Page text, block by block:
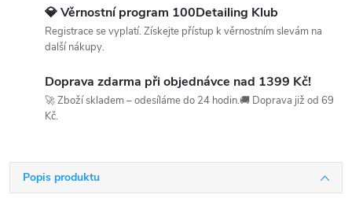
💎 Věrnostní program 100Detailing Klub
Registrace se vyplatí. Získejte přístup k věrnostním slevám na
další nákupy.
Doprava zdarma při objednávce nad 1399 Kč!
🚀 Zboží skladem – odesíláme do 24 hodin.🚚 Doprava již od 69
Kč.
Popis produktu